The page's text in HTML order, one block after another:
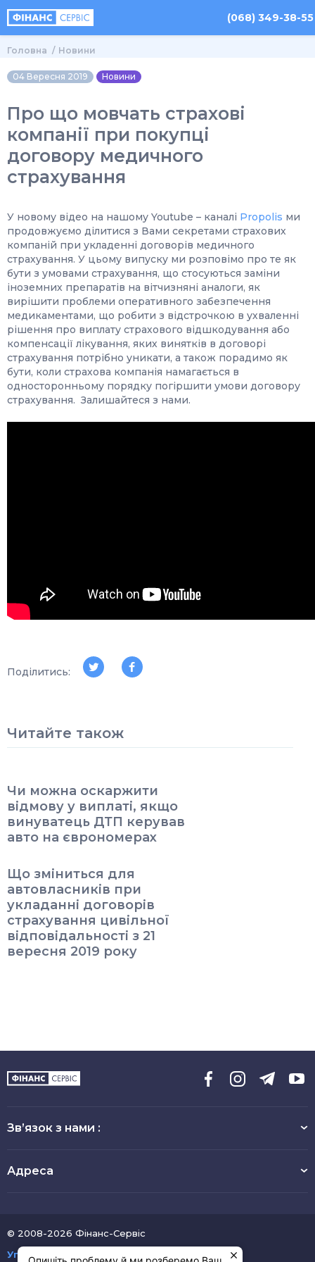
(068) 349-38-55
Головна Новини
04 Вересня 2019 Новини
Про що мовчать страхові
компанії при покупці
договору медичного
страхування
У новому відео на нашому Youtube – каналі Propolis ми
продовжуємо ділитися з Вами секретами страхових
компаній при укладенні договорів медичного
страхування. У цьому випуску ми розповімо про те як
бути з умовами страхування, що стосуються заміни
іноземних препаратів на вітчизняні аналоги, як
вирішити проблеми оперативного забезпечення
медикаментами, що робити з відстрочкою в ухваленні
рішення про виплату страхового відшкодування або
компенсації лікування, яких винятків в договорі
страхування потрібно уникати, а також порадимо як
бути, коли страхова компанія намагається в
односторонньому порядку погіршити умови договору
страхування. Залишайтеся з нами.
Поділитись:
Читайте також
Чи можна оскаржити
відмову у виплаті, якщо
винуватець ДТП керував
авто на єврономерах
Що зміниться для
автовласників при
укладанні договорів
страхування цивільної
відповідальності з 21
вересня 2019 року
Зв’язок з нами :
Адреса
© 2008-2026 Фінанс-Сервіс
Угода користувача